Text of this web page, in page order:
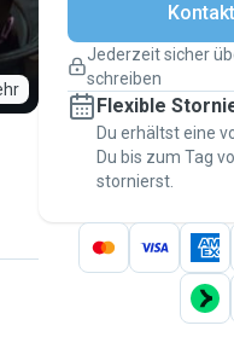
Erledige alles
ersten Nachricht
über die
Jederzeit sicher
schreiben
Flexible
Du erhältst eine
Du bis zum Tag
stornierst.